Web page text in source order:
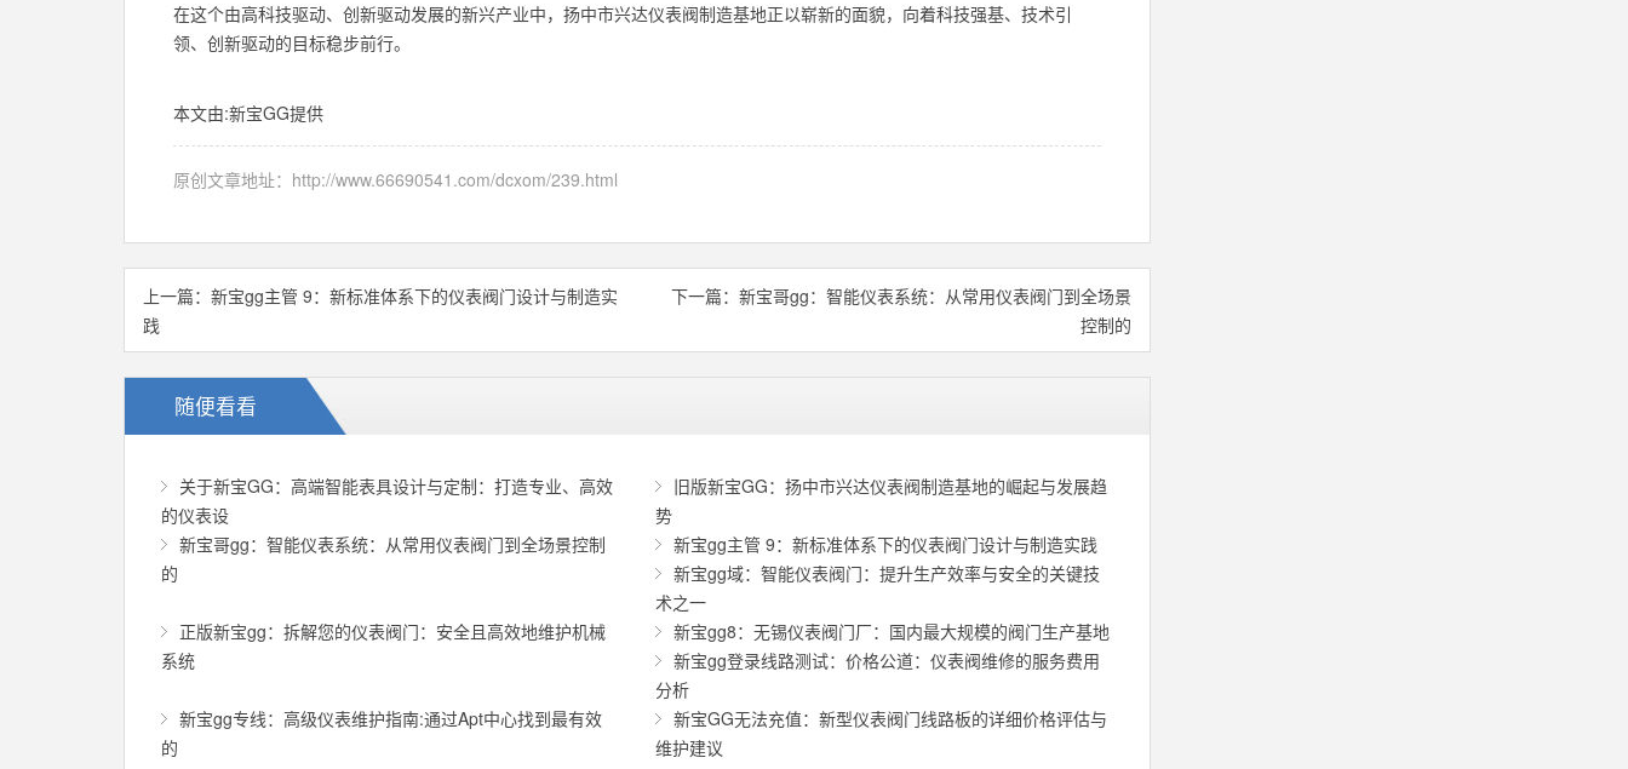
在这个由高科技驱动、创新驱动发展的新兴产业中，扬中市兴达仪表阀制造基地正以崭新的面貌，向着科技强基、技术引
领、创新驱动的目标稳步前行。
本文由:新宝GG提供
原创文章地址： http://www.66690541.com/dcxom/239.html
上一篇： 新宝gg主管 9：新标准体系下的仪表阀门设计与制造实
践
下一篇： 新宝哥gg：智能仪表系统：从常用仪表阀门到全场景
控制的
随便看看
关于新宝GG：高端智能表具设计与定制：打造专业、高效
的仪表设
旧版新宝GG：扬中市兴达仪表阀制造基地的崛起与发展趋
势
新宝哥gg：智能仪表系统：从常用仪表阀门到全场景控制
的
新宝gg主管 9：新标准体系下的仪表阀门设计与制造实践
新宝gg域：智能仪表阀门：提升生产效率与安全的关键技
术之一
正版新宝gg：拆解您的仪表阀门：安全且高效地维护机械
系统
新宝gg8：无锡仪表阀门厂：国内最大规模的阀门生产基地
新宝gg登录线路测试：价格公道：仪表阀维修的服务费用
分析
新宝gg专线：高级仪表维护指南:通过Apt中心找到最有效
的
新宝GG无法充值：新型仪表阀门线路板的详细价格评估与
维护建议